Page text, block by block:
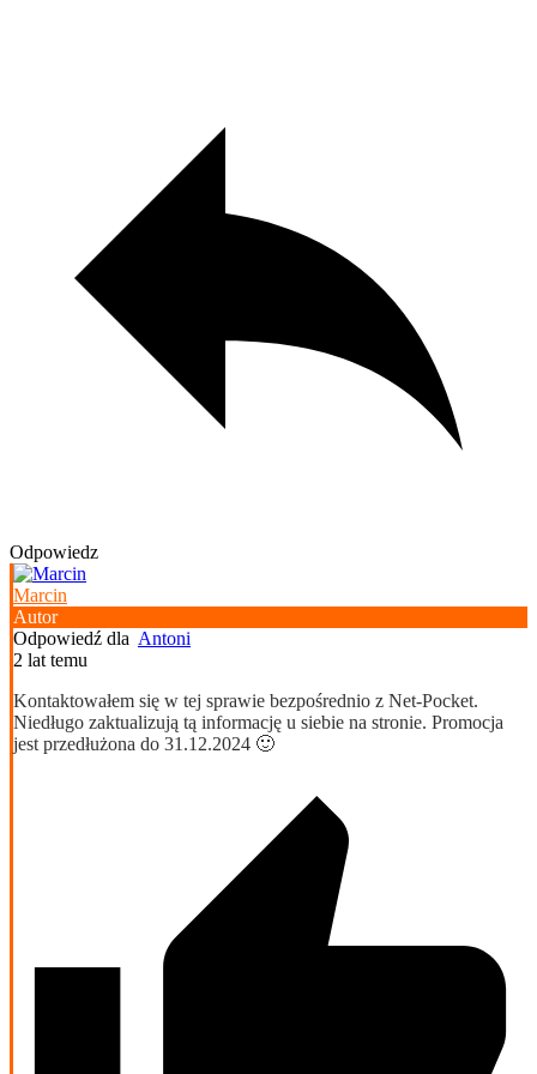
Odpowiedz
Marcin
Autor
Odpowiedź dla Antoni
2 lat temu
Kontaktowałem się w tej sprawie bezpośrednio z Net-Pocket.
Niedługo zaktualizują tą informację u siebie na stronie. Promocja
jest przedłużona do 31.12.2024 🙂